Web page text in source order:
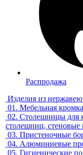
Распродажа
Изделия из
01. Мебельная кромка
02. Столешницы для
столешниц, стеновые
03. Пристеночные
04. Алюминиевые
05. Гигиенические